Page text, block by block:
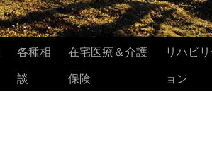
各種相
談
在宅医療＆介護
保険
リハビ
ョン